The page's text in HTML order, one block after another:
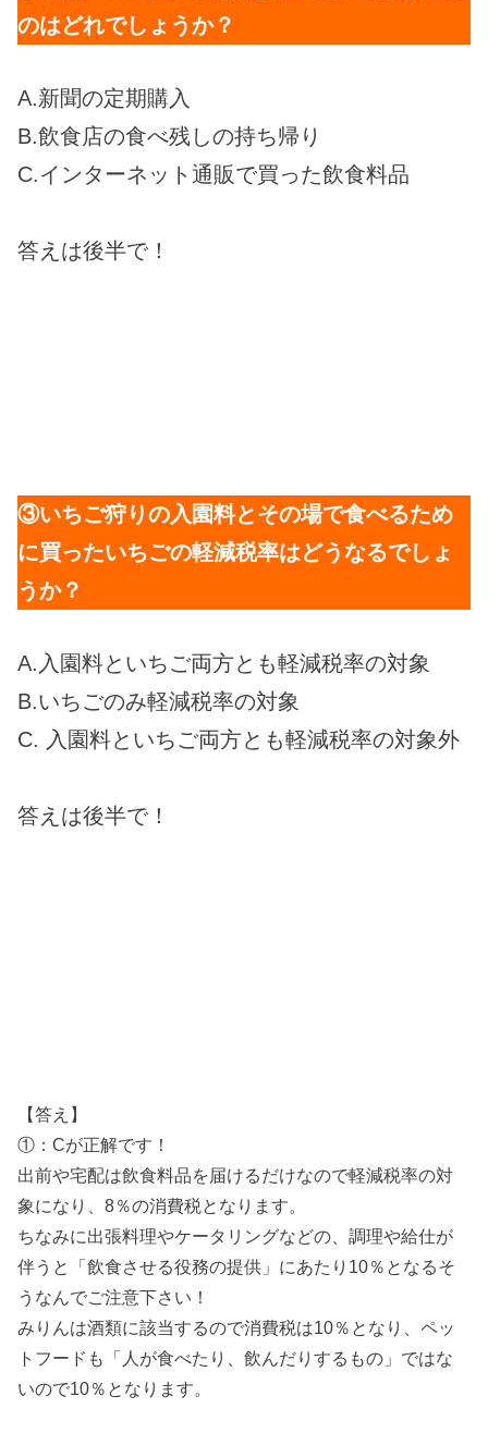
のはどれでしょうか？
A.新聞の定期購入
B.飲食店の食べ残しの持ち帰り
C.インターネット通販で買った飲食料品
答えは後半で！
③いちご狩りの入園料とその場で食べるため
に買ったいちごの軽減税率はどうなるでしょ
うか？
A.入園料といちご両方とも軽減税率の対象
B.いちごのみ軽減税率の対象
C. 入園料といちご両方とも軽減税率の対象外
答えは後半で！
【答え】
①：Cが正解です！
出前や宅配は飲食料品を届けるだけなので軽減税率の対
象になり、8％の消費税となります。
ちなみに出張料理やケータリングなどの、調理や給仕が
伴うと「飲食させる役務の提供」にあたり10％となるそ
うなんでご注意下さい！
みりんは酒類に該当するので消費税は10％となり、ペッ
トフードも「人が食べたり、飲んだりするもの」ではな
いので10％となります。